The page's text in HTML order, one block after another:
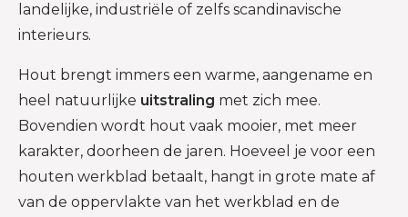
landelijke, industriële of zelfs scandinavische
interieurs.
Hout brengt immers een warme, aangename en
heel natuurlijke uitstraling met zich mee.
Bovendien wordt hout vaak mooier, met meer
karakter, doorheen de jaren. Hoeveel je voor een
houten werkblad betaalt, hangt in grote mate af
van de oppervlakte van het werkblad en de